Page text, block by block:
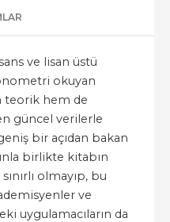
ve lisan üstü
okuyan
teorik hem de
güncel verilerle
bir açıdan bakan
birlikte kitabın
olmayıp, bu
ve
uygulamacıların da